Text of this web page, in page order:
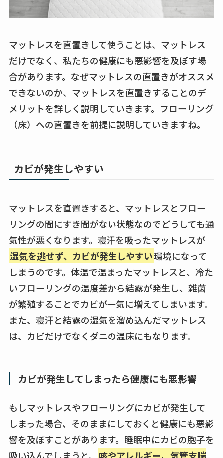
マットレスを直置きして使うことは、マットレス
だけでなく、私たちの健康にも悪影響を及ぼす場
合があります。なぜマットレスの直置きがオススメ
できないのか、マットレスを直置きすることのデ
メリットを詳しく説明していきます。フローリング
（床）への直置きを前提に説明していきますね。
カビが発生しやすい
マットレスを直置きすると、マットレスとフロー
リングの間にすき間がない状態なのでどうしても通
気性が悪くなります。寝汗を吸ったマットレスが
湿気を逃せず、カビが発生しやすい環境になって
しまうのです。体温で温まったマットレスと、冷た
いフローリングの温度差から結露が発生し、雑菌
が繁殖することでカビが一気に増えてしまいます。
また、寝汗と結露の湿気を溜め込んだマットレス
は、カビだけでなくダニの温床にもなります。
カビが発生してしまったら健康にも悪影響
もしマットレスやフローリングにカビが発生して
しまった場合、そのままにしておくと健康にも悪影
響を及ぼすことがあります。睡眠中にカビの胞子を
吸い込んでしまうと、
咳やアレルギー、気管支喘